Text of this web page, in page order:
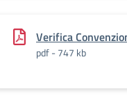
Verifica
pdf - 747 kb